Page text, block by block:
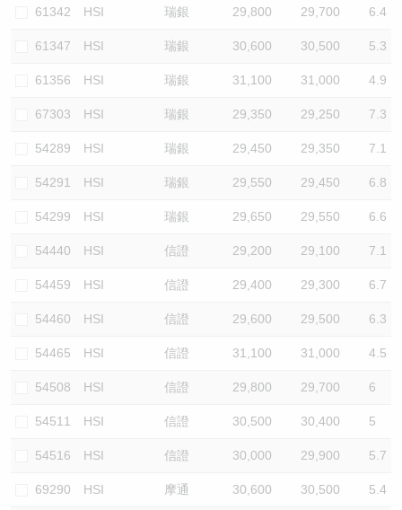
61342 HSI 瑞銀 29,800 29,700 6.4
61347 HSI 瑞銀 30,600 30,500 5.3
61356 HSI 瑞銀 31,100 31,000 4.9
67303 HSI 瑞銀 29,350 29,250 7.3
54289 HSI 瑞銀 29,450 29,350 7.1
54291 HSI 瑞銀 29,550 29,450 6.8
54299 HSI 瑞銀 29,650 29,550 6.6
54440 HSI 信證 29,200 29,100 7.1
54459 HSI 信證 29,400 29,300 6.7
54460 HSI 信證 29,600 29,500 6.3
54465 HSI 信證 31,100 31,000 4.5
54508 HSI 信證 29,800 29,700 6
54511 HSI 信證 30,500 30,400 5
54516 HSI 信證 30,000 29,900 5.7
69290 HSI 摩通 30,600 30,500 5.4